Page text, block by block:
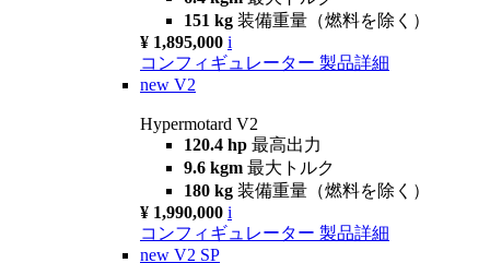
151 kg 装備重量（燃料を除く）
¥ 1,895,000 i
コンフィギュレーター 製品詳細
new V2
Hypermotard V2
120.4 hp 最高出力
9.6 kgm 最大トルク
180 kg 装備重量（燃料を除く）
¥ 1,990,000 i
コンフィギュレーター 製品詳細
new V2 SP